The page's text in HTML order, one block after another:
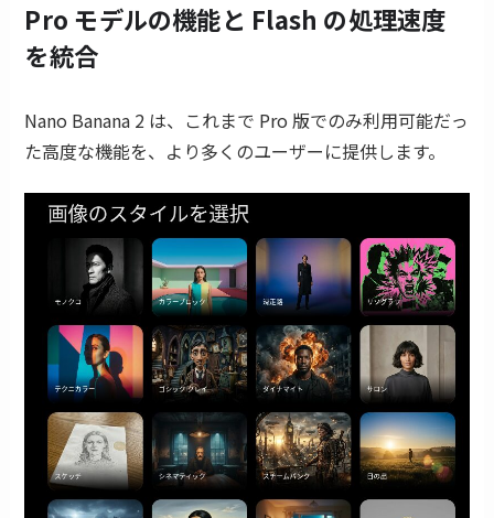
Pro モデルの機能と Flash の処理速度
を統合
Nano Banana 2 は、これまで Pro 版でのみ利用可能だっ
た高度な機能を、より多くのユーザーに提供します。